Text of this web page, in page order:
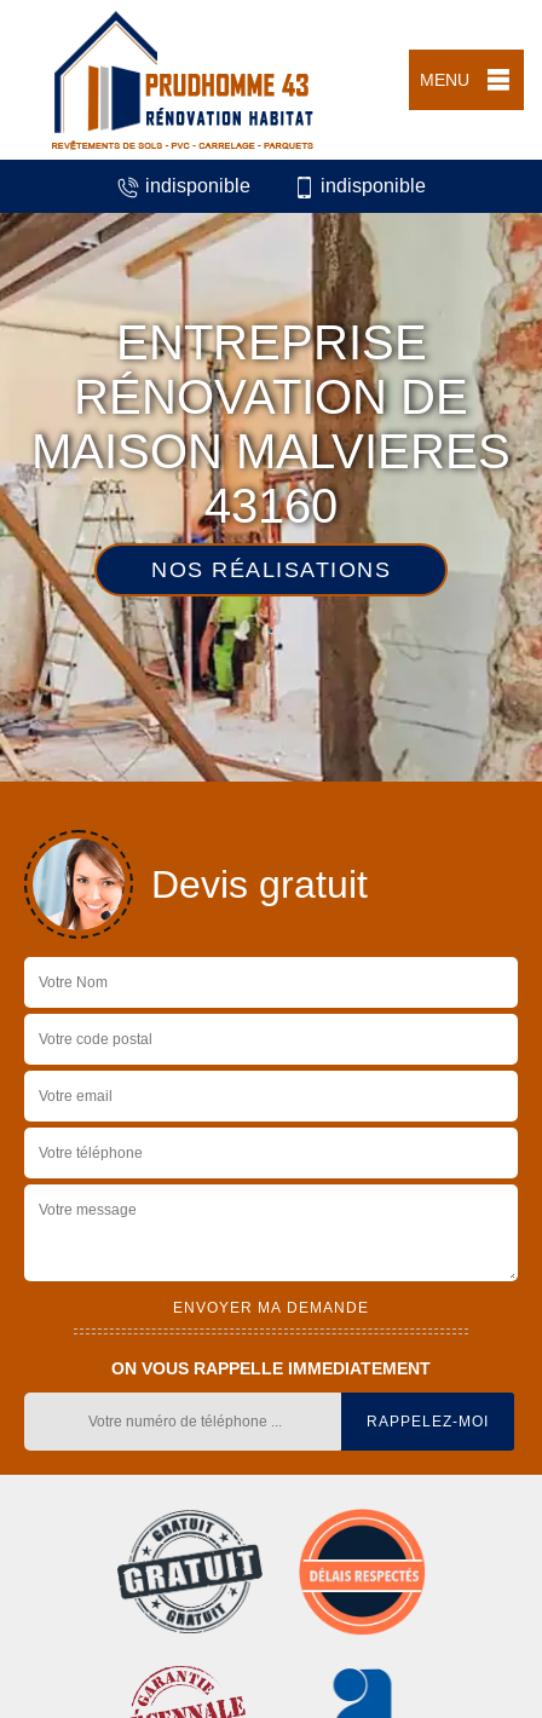
MENU
indisponible indisponible
ENTREPRISE
RÉNOVATION DE
MAISON MALVIERES
43160
NOS RÉALISATIONS
Devis gratuit
ON VOUS RAPPELLE IMMEDIATEMENT